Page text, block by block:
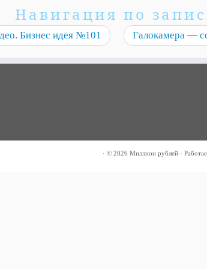
Навигация по
Бизнес идея №101 Галокамера —
· © 2026 Миллион рублей ·